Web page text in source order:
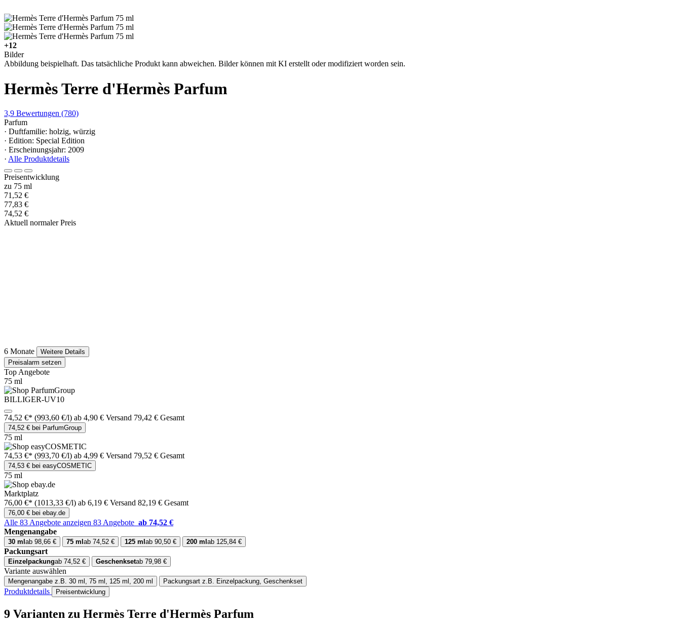
+12
Bilder
Abbildung beispielhaft. Das tatsächliche Produkt kann abweichen. Bilder können mit KI erstellt oder modifiziert worden sein.
Hermès Terre d'Hermès Parfum
3,9 Bewertungen (780)
Parfum
· Duftfamilie: holzig, würzig
· Edition: Special Edition
· Erscheinungsjahr: 2009
· Alle Produktdetails
Preisentwicklung
zu 75 ml
71,52 €
77,83 €
74,52 €
Aktuell normaler Preis
6 Monate
Weitere Details
Preisalarm setzen
Top Angebote
75 ml
BILLIGER-UV10
74,52 €* (993,60 €/l) ab 4,90 € Versand 79,42 € Gesamt
74,52 € bei ParfumGroup
75 ml
74,53 €* (993,70 €/l) ab 4,99 € Versand 79,52 € Gesamt
74,53 € bei easyCOSMETIC
75 ml
Marktplatz
76,00 €* (1013,33 €/l) ab 6,19 € Versand 82,19 € Gesamt
76,00 € bei ebay.de
Alle 83 Angebote anzeigen 83 Angebote ab 74,52 €
Mengenangabe
30 ml ab 98,66 € 75 ml ab 74,52 € 125 ml ab 90,50 € 200 ml ab 125,84 €
Packungsart
Einzelpackungab 74,52 € Geschenksetab 79,98 €
Variante auswählen
Mengenangabe z.B. 30 ml, 75 ml, 125 ml, 200 ml Packungsart z.B. Einzelpackung, Geschenkset
Produktdetails Preisentwicklung
9 Varianten zu Hermès Terre d'Hermès Parfum